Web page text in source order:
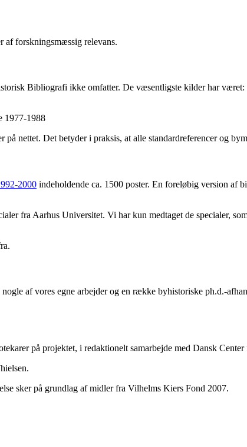
af forskningsmæssig relevans.
Bibliografi ikke omfatter. De væsentligste kilder har været:
1977-1988
nettet. Det betyder i praksis, at alle standardreferencer og
2000 indeholdende ca. 1500 poster. En foreløbig version af
fra Aarhus Universitet. Vi har kun medtaget de specialer,
af vores egne arbejder og en række byhistoriske ph.d.-
på projektet, i redaktionelt samarbejde med Dansk
sker på grundlag af midler fra Vilhelms Kiers Fond 2007.